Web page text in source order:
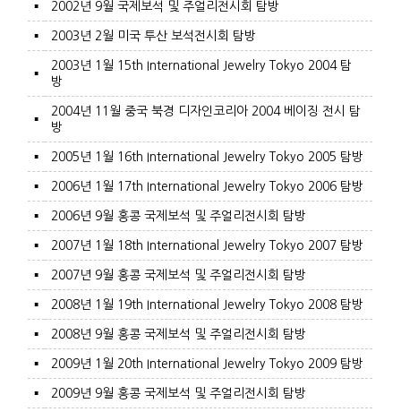
▪ 2002년 9월 국제보석 및 주얼리전시회 탐방
▪ 2003년 2월 미국 투산 보석전시회 탐방
▪
2003년 1월 15th International Jewelry Tokyo 2004 탐
방
▪
2004년 11월 중국 북경 디자인코리아 2004 베이징 전시 탐
방
▪ 2005년 1월 16th International Jewelry Tokyo 2005 탐방
▪ 2006년 1월 17th International Jewelry Tokyo 2006 탐방
▪ 2006년 9월 홍콩 국제보석 및 주얼리전시회 탐방
▪ 2007년 1월 18th International Jewelry Tokyo 2007 탐방
▪ 2007년 9월 홍콩 국제보석 및 주얼리전시회 탐방
▪ 2008년 1월 19th International Jewelry Tokyo 2008 탐방
▪ 2008년 9월 홍콩 국제보석 및 주얼리전시회 탐방
▪ 2009년 1월 20th International Jewelry Tokyo 2009 탐방
▪ 2009년 9월 홍콩 국제보석 및 주얼리전시회 탐방